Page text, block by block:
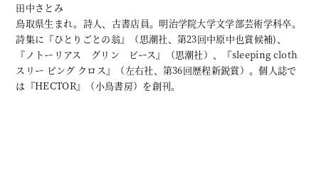
田中さとみ
鳥取県生まれ。詩人、古書店員。明治学院大学文学部芸術学科卒。
詩集に『ひとりごとの翁』（思潮社、第23回中原中也賞候補)、
『ノトーリアス グリン ピース』（思潮社）、『sleeping cloth
スリー ピング クロス』（左右社、第36回歴程新鋭賞）。個人誌で
は『HECTOR』（小鳥書房）を創刊。